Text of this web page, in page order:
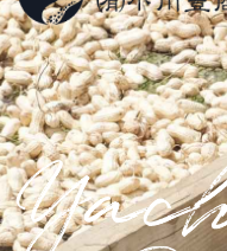
Qなっつ 千葉半立
ペースト はねだし
ゆで落花生 蜜入り
Information
ショップ情報